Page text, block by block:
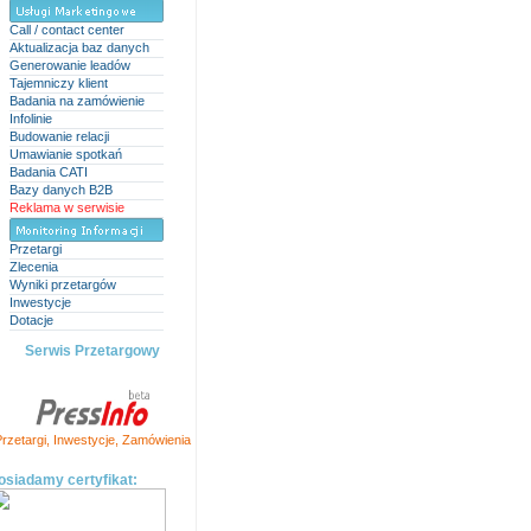
Call / contact center
Aktualizacja baz danych
Generowanie leadów
Tajemniczy klient
Badania na zamówienie
Infolinie
Budowanie relacji
Umawianie spotkań
Badania CATI
Bazy danych B2B
Reklama w serwisie
Przetargi
Zlecenia
Wyniki przetargów
Inwestycje
Dotacje
Serwis Przetargowy
, Inwestycje, Zamówienia
certyfikat: